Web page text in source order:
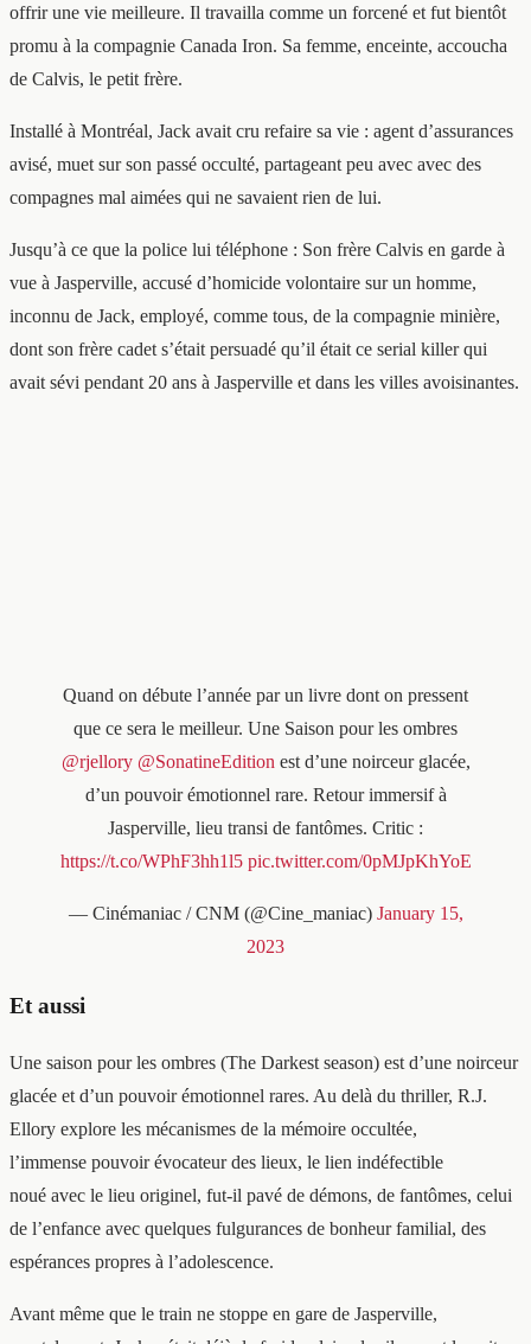
offrir une vie meilleure. Il travailla comme un forcené et fut bientôt
promu à la compagnie Canada Iron. Sa femme, enceinte, accoucha
de Calvis, le petit frère.
Installé à Montréal, Jack avait cru refaire sa vie : agent d’assurances
avisé, muet sur son passé occulté, partageant peu avec avec des
compagnes mal aimées qui ne savaient rien de lui.
Jusqu’à ce que la police lui téléphone : Son frère Calvis en garde à
vue à Jasperville, accusé d’homicide volontaire sur un homme,
inconnu de Jack, employé, comme tous, de la compagnie minière,
dont son frère cadet s’était persuadé qu’il était ce serial killer qui
avait sévi pendant 20 ans à Jasperville et dans les villes avoisinantes.
Quand on débute l’année par un livre dont on pressent
que ce sera le meilleur. Une Saison pour les ombres
@rjellory @SonatineEdition est d’une noirceur glacée,
d’un pouvoir émotionnel rare. Retour immersif à
Jasperville, lieu transi de fantômes. Critic :
https://t.co/WPhF3hh1l5 pic.twitter.com/0pMJpKhYoE
— Cinémaniac / CNM (@Cine_maniac) January 15,
2023
Et aussi
Une saison pour les ombres (The Darkest season) est d’une noirceur
glacée et d’un pouvoir émotionnel rares. Au delà du thriller, R.J.
Ellory explore les mécanismes de la mémoire occultée,
l’immense pouvoir évocateur des lieux, le lien indéfectible
noué avec le lieu originel, fut-il pavé de démons, de fantômes, celui
de l’enfance avec quelques fulgurances de bonheur familial, des
espérances propres à l’adolescence.
Avant même que le train ne stoppe en gare de Jasperville,